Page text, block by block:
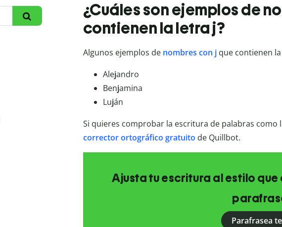
¿Cuáles son ejemplos de
contienen la letra j?
Algunos ejemplos de nombres con j que contienen la
Alejandro
Benjamina
Luján
Si quieres comprobar la escritura de palabras como
corrector ortográfico gratuito de Quillbot.
Ajusta tu escritura al estilo
Parafrasea